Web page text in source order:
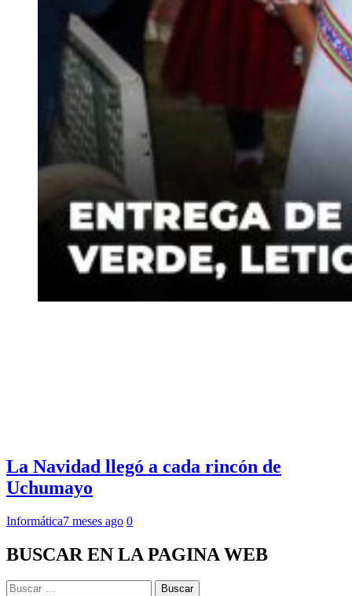
La Navidad llegó a cada rincón de
Uchumayo
Informática7 meses ago 0
BUSCAR EN LA PAGINA WEB
Buscar: